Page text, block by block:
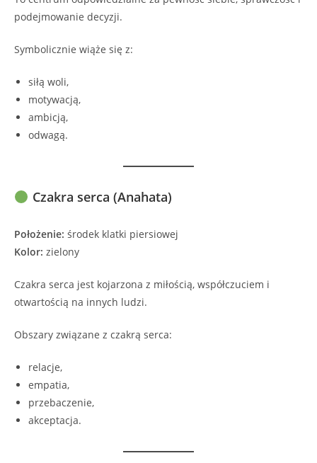
podejmowanie decyzji.
Symbolicznie wiąże się z:
siłą woli,
motywacją,
ambicją,
odwagą.
Czakra serca (Anahata)
Położenie: środek klatki piersiowej
Kolor: zielony
Czakra serca jest kojarzona z miłością, współczuciem i
otwartością na innych ludzi.
Obszary związane z czakrą serca:
relacje,
empatia,
przebaczenie,
akceptacja.